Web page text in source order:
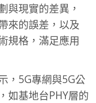
與現實的差異，
來的誤差，以及
規格，滿足應用
，5G專網與5G公
如基地台PHY層的